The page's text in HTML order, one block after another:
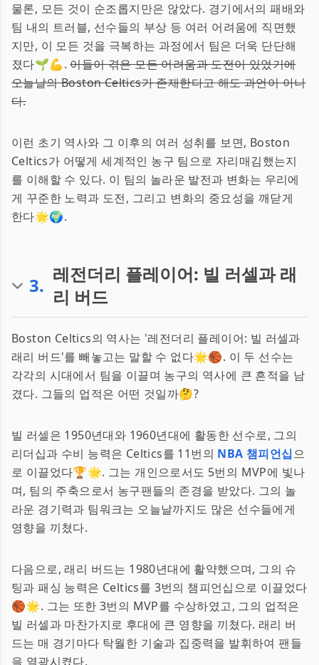
물론, 모든 것이 순조롭지만은 않았다. 경기에서의 패배와
팀 내의 트러블, 선수들의 부상 등 여러 어려움에 직면했
지만, 이 모든 것을 극복하는 과정에서 팀은 더욱 단단해
졌다🌱💪.이들이 겪은 모든 어려움과 도전이 있었기에
오늘날의 Boston Celtics가 존재한다고 해도 과언이 아니
다.
이런 초기 역사와 그 이후의 여러 성취를 보면, Boston
Celtics가 어떻게 세계적인 농구 팀으로 자리매김했는지
를 이해할 수 있다. 이 팀의 놀라운 발전과 변화는 우리에
게 꾸준한 노력과 도전, 그리고 변화의 중요성을 깨닫게
한다🌟🌍.
3. 레전더리 플레이어: 빌 러셀과 래
리 버드
Boston Celtics의 역사는 '레전더리 플레이어: 빌 러셀과
래리 버드'를 빼놓고는 말할 수 없다🌟🏀. 이 두 선수는
각각의 시대에서 팀을 이끌며 농구의 역사에 큰 흔적을 남
겼다. 그들의 업적은 어떤 것일까🤔?
빌 러셀은 1950년대와 1960년대에 활동한 선수로, 그의
리더십과 수비 능력은 Celtics를 11번의 NBA 챔피언십으
로 이끌었다🏆🌟. 그는 개인으로서도 5번의 MVP에 빛나
며, 팀의 주축으로서 농구팬들의 존경을 받았다. 그의 놀
라운 경기력과 팀워크는 오늘날까지도 많은 선수들에게
영향을 끼쳤다.
다음으로, 래리 버드는 1980년대에 활약했으며, 그의 슈
팅과 패싱 능력은 Celtics를 3번의 챔피언십으로 이끌었다
🏀🌟. 그는 또한 3번의 MVP를 수상하였고, 그의 업적은
빌 러셀과 마찬가지로 후대에 큰 영향을 끼쳤다. 래리 버
드는 매 경기마다 탁월한 기술과 집중력을 발휘하여 팬들
을 열광시켰다.